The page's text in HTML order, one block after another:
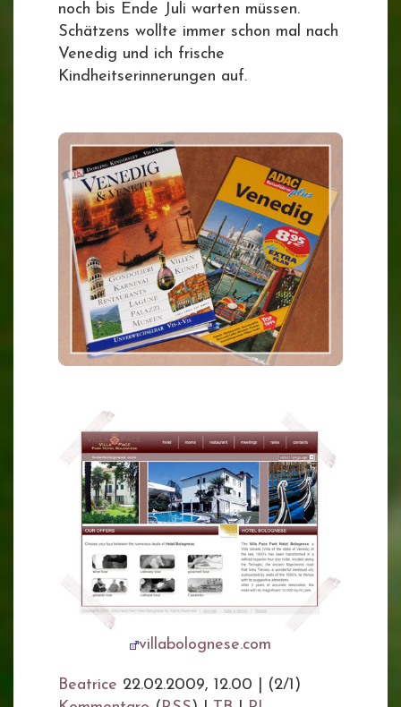
noch bis Ende Juli warten müssen.
Schätzens wollte immer schon mal nach
Venedig und ich frische
Kindheitserinnerungen auf.
villabolognese.com
Beatrice 22.02.2009, 12.00
(2/1)